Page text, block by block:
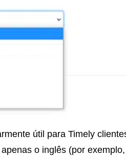
útil para Timely
o inglês (por